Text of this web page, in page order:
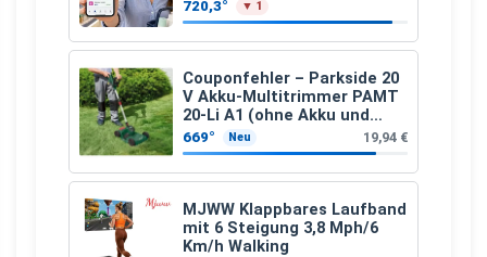
€
720,3° ▼ 1
Couponfehler – Parkside 20
V Akku-Multitrimmer PAMT
20-Li A1 (ohne Akku und
Ladegerät)
669° Neu 19,94 €
MJWW Klappbares Laufband
mit 6 Steigung 3,8 Mph/6
Km/h Walking